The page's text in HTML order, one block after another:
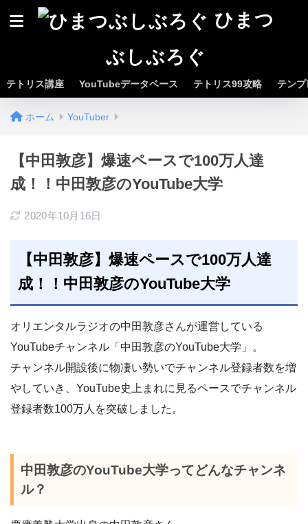
ひまつ
ぶしぶろぐ
テトリス講座 YouTubeデータベース テトリス99攻略 テン
ホーム YouTuber
【中田敦彦】爆速ペースで100万人達
成！！中田敦彦のYouTube大学
2020年10月16日
【中田敦彦】爆速ペースで100万人達
成！！中田敦彦のYouTube大学
オリエンタルラジオの中田敦彦さんが運営している
YouTubeチャンネル「中田敦彦のYouTube大学」。
チャンネル開設後に物凄い勢いでチャンネル登録者数を増
やしていき、YouTube史上まれに見るペースでチャンネル
登録者数100万人を突破しました。
中田敦彦のYouTube大学ってどんなチャンネ
ル？